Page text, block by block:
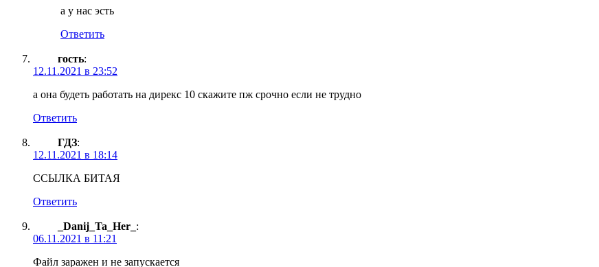
а у нас эсть
Ответить
гость:
12.11.2021 в 23:52
а она будеть работать на дирекс 10 скажите пж срочно если не трудно
Ответить
ГДЗ:
12.11.2021 в 18:14
ССЫЛКА БИТАЯ
Ответить
_Danij_Ta_Her_ :
06.11.2021 в 11:21
Файл заражен и не запускается